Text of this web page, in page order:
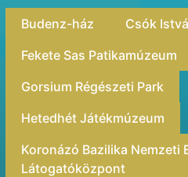
Budenz-ház
Csók
Fekete Sas Patikamúzeum
Gorsium Régészeti Park
Hetedhét Játékmúzeum
Koronázó Bazilika Nemzeti
Látogatóközpont